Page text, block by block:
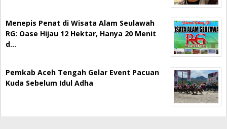
Menepis Penat di Wisata Alam Seulawah
RG: Oase Hijau 12 Hektar, Hanya 20 Menit
d…
Pemkab Aceh Tengah Gelar Event Pacuan
Kuda Sebelum Idul Adha